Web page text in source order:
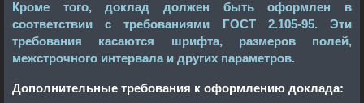
Кроме того, доклад должен быть оформлен в
соответствии с требованиями ГОСТ 2.105-95. Эти
требования касаются шрифта, размеров полей,
межстрочного интервала и других параметров.
Дополнительные требования к оформлению доклада: